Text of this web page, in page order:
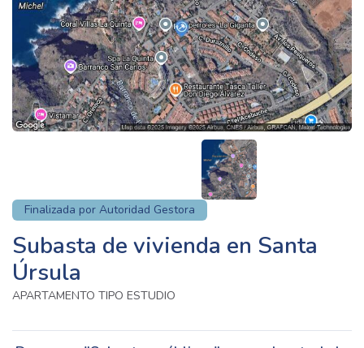
Finalizada por Autoridad Gestora
Subasta de vivienda en Santa
Úrsula
APARTAMENTO TIPO ESTUDIO